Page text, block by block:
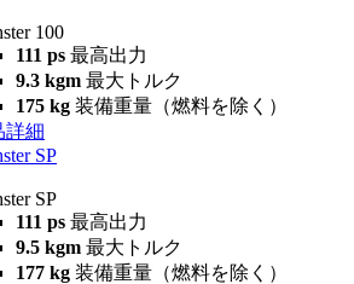
100
111 ps 最高出力
9.3 kgm 最大トルク
175 kg 装備重量（燃料を除く）
詳細
SP
SP
111 ps 最高出力
9.5 kgm 最大トルク
177 kg 装備重量（燃料を除く）